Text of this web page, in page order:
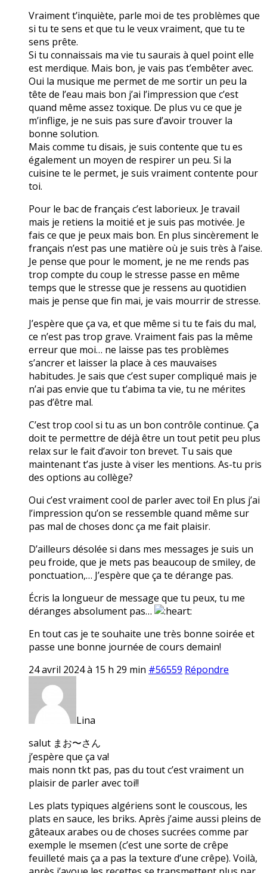
Vraiment t’inquiète, parle moi de tes problèmes que
si tu te sens et que tu le veux vraiment, que tu te
sens prête.
Si tu connaissais ma vie tu saurais à quel point elle
est merdique. Mais bon, je vais pas t’embêter avec.
Oui la musique me permet de me sortir un peu la
tête de l’eau mais bon j’ai l’impression que c’est
quand même assez toxique. De plus vu ce que je
m’inflige, je ne suis pas sure d’avoir trouver la
bonne solution.
Mais comme tu disais, je suis contente que tu es
également un moyen de respirer un peu. Si la
cuisine te le permet, je suis vraiment contente pour
toi.
Pour le bac de français c’est laborieux. Je travail
mais je retiens la moitié et je suis pas motivée. Je
fais ce que je peux mais bon. En plus sincèrement le
français n’est pas une matière où je suis très à l’aise.
Je pense que pour le moment, je ne me rends pas
trop compte du coup le stresse passe en même
temps que le stresse que je ressens au quotidien
mais je pense que fin mai, je vais mourrir de stresse.
J’espère que ça va, et que même si tu te fais du mal,
ce n’est pas trop grave. Vraiment fais pas la même
erreur que moi… ne laisse pas tes problèmes
s’ancrer et laisser la place à ces mauvaises
habitudes. Je sais que c’est super compliqué mais je
n’ai pas envie que tu t’abima ta vie, tu ne mérites
pas d’être mal.
C’est trop cool si tu as un bon contrôle continue. Ça
doit te permettre de déjà être un tout petit peu plus
relax sur le fait d’avoir ton brevet. Tu sais que
maintenant t’as juste à viser les mentions. As-tu pris
des options au collège?
Oui c’est vraiment cool de parler avec toi! En plus j’ai
l’impression qu’on se ressemble quand même sur
pas mal de choses donc ça me fait plaisir.
D’ailleurs désolée si dans mes messages je suis un
peu froide, que je mets pas beaucoup de smiley, de
ponctuation,… J’espère que ça te dérange pas.
Écris la longueur de message que tu peux, tu me
déranges absolument pas…
En tout cas je te souhaite une très bonne soirée et
passe une bonne journée de cours demain!
24 avril 2024 à 15 h 29 min #56559 Répondre
Lina
salut まお〜さん
j’espère que ça va!
mais nonn tkt pas, pas du tout c’est vraiment un
plaisir de parler avec toi!!
Les plats typiques algériens sont le couscous, les
plats en sauce, les briks. Après j’aime aussi pleins de
gâteaux arabes ou de choses sucrées comme par
exemple le msemen (c’est une sorte de crêpe
feuilleté mais ça a pas la texture d’une crêpe). Voilà,